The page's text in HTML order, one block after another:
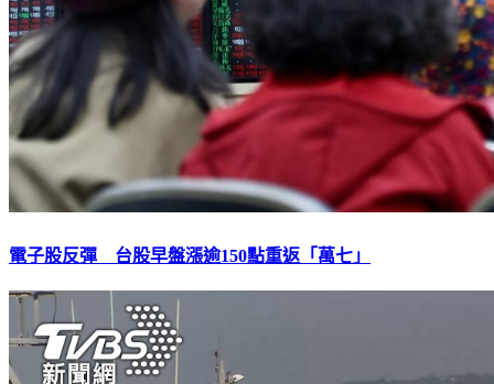
電子股反彈 台股早盤漲逾150點重返「萬七」